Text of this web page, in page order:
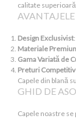
calitate
Design Exclusivist
Materiale
Gama Variată de
Preturi
Capele din blană
GHID DE
Capele noastre